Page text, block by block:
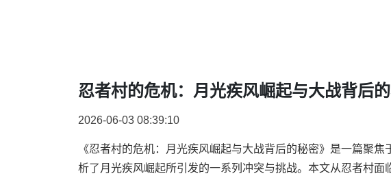
忍者村的危机：月光疾风崛起与大战背后
2026-06-03 08:39:10
《忍者村的危机：月光疾风崛起与大战背后的秘密》是一篇聚
析了月光疾风崛起所引发的一系列冲突与挑战。本文从忍者村面